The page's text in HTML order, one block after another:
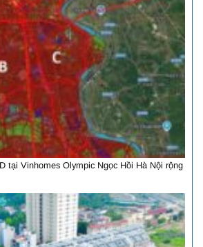
tại Vinhomes Olympic Ngọc Hồi Hà Nội rộng